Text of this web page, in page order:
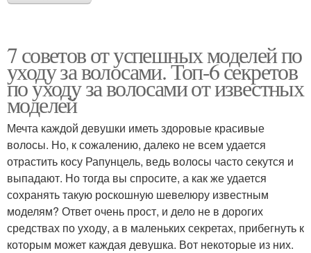
7 советов от успешных моделей по
уходу за волосами. Топ-6 секретов
по уходу за волосами от известных
моделей
Мечта каждой девушки иметь здоровые красивые
волосы. Но, к сожалению, далеко не всем удается
отрастить косу Рапунцель, ведь волосы часто секутся и
выпадают. Но тогда вы спросите, а как же удается
сохранять такую роскошную шевелюру известным
моделям? Ответ очень прост, и дело не в дорогих
средствах по уходу, а в маленьких секретах, прибегнуть к
которым может каждая девушка. Вот некоторые из них.